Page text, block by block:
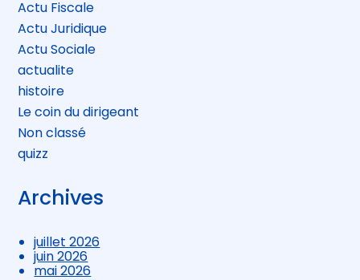
Actu Fiscale
Actu Juridique
Actu Sociale
actualite
histoire
Le coin du dirigeant
Non classé
quizz
Archives
juillet 2026
juin 2026
mai 2026